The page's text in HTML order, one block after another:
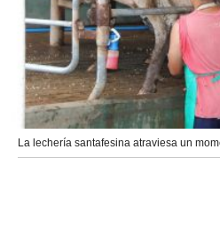
La lechería santafesina atraviesa un